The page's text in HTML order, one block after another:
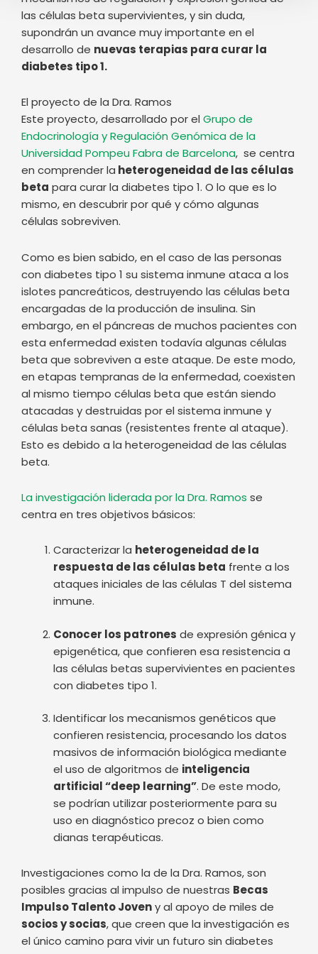
las células beta supervivientes, y sin duda,
supondrán un avance muy importante en el
desarrollo de nuevas terapias para curar la
diabetes tipo 1.
El proyecto de la Dra. Ramos
Este proyecto, desarrollado por el Grupo de
Endocrinología y Regulación Genómica de la
Universidad Pompeu Fabra de Barcelona, se centra
en comprender la heterogeneidad de las células
beta para curar la diabetes tipo 1. O lo que es lo
mismo, en descubrir por qué y cómo algunas
células sobreviven.
Como es bien sabido, en el caso de las personas
con diabetes tipo 1 su sistema inmune ataca a los
islotes pancreáticos, destruyendo las células beta
encargadas de la producción de insulina. Sin
embargo, en el páncreas de muchos pacientes con
esta enfermedad existen todavía algunas células
beta que sobreviven a este ataque. De este modo,
en etapas tempranas de la enfermedad, coexisten
al mismo tiempo células beta que están siendo
atacadas y destruidas por el sistema inmune y
células beta sanas (resistentes frente al ataque).
Esto es debido a la heterogeneidad de las células
beta.
La investigación liderada por la Dra. Ramos se
centra en tres objetivos básicos:
Caracterizar la heterogeneidad de la
respuesta de las células beta frente a los
ataques iniciales de las células T del sistema
inmune.
Conocer los patrones de expresión génica y
epigenética, que confieren esa resistencia a
las células betas supervivientes en pacientes
con diabetes tipo 1.
Identificar los mecanismos genéticos que
confieren resistencia, procesando los datos
masivos de información biológica mediante
el uso de algoritmos de inteligencia
artificial “deep learning”. De este modo,
se podrían utilizar posteriormente para su
uso en diagnóstico precoz o bien como
dianas terapéuticas.
Investigaciones como la de la Dra. Ramos, son
posibles gracias al impulso de nuestras Becas
Impulso Talento Joveny al apoyo de miles de
socios y socias, que creen que la investigación es
el único camino para vivir un futuro sin diabetes